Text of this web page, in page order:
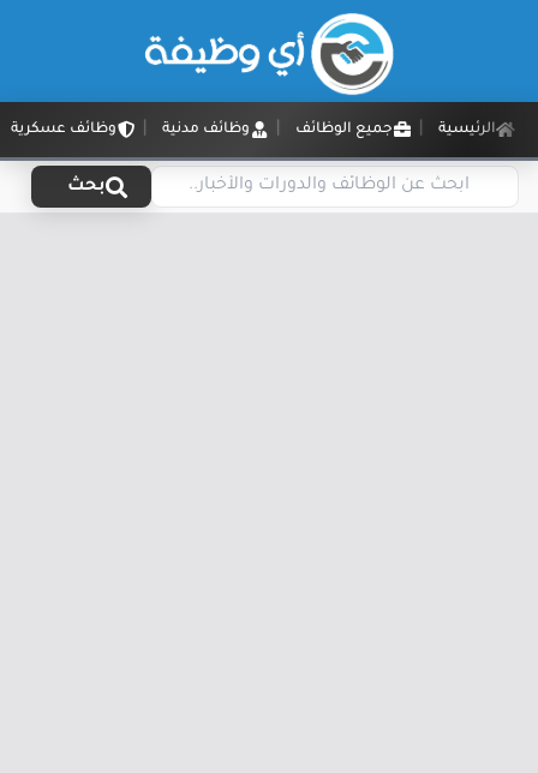
الرئيسية جميع الوظائف وظائف مدنية وظائف عسكرية
بحث